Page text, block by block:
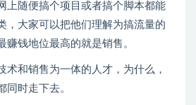
上随便搞个项目或者搞个脚本都能
，大家可以把他们理解为搞流量的
赚钱地位最高的就是销售。
术和销售为一体的人才，为什么，
同时走下去。